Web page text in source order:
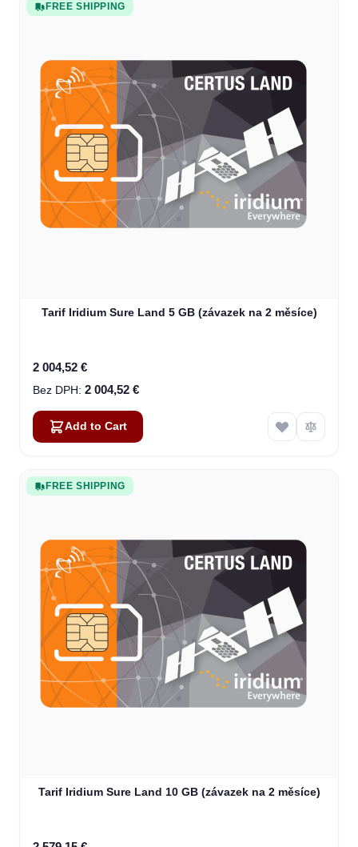
FREE SHIPPING
Tarif Iridium Sure Land 5 GB (závazek na 2 měsíce)
2 004,52 €
2 004,52 €
Add to Cart
FREE SHIPPING
Tarif Iridium Sure Land 10 GB (závazek na 2 měsíce)